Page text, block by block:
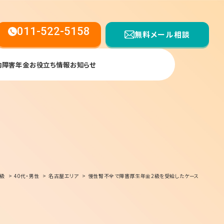
011-522-5158 無料メール相談
障害年金お役立ち情報お知らせ
40代・男性 名古屋エリア 慢性腎不全で障害厚生年金2級を受給したケース